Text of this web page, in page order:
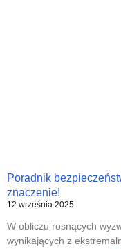
Poradnik
znaczenie!
12 września 2025
W obliczu rosnących
wynikających z